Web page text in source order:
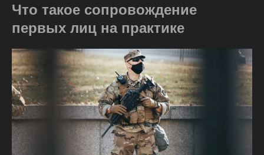
Что такое сопровождение
первых лиц на практике